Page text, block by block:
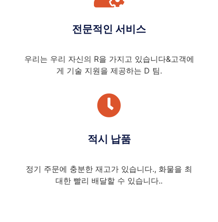
전문적인 서비스
우리는 우리 자신의 R을 가지고 있습니다&고객에
게 기술 지원을 제공하는 D 팀.
적시 납품
정기 주문에 충분한 재고가 있습니다., 화물을 최
대한 빨리 배달할 수 있습니다..